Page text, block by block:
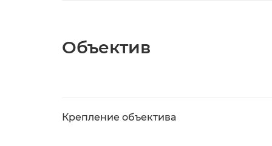
Объектив
Крепление объектива